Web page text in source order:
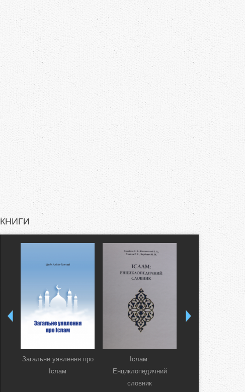
КНИГИ
Загальне уявлення про
Іслам
Іслам:
Енциклопедичний
словник
Коран.
смислів
мовою